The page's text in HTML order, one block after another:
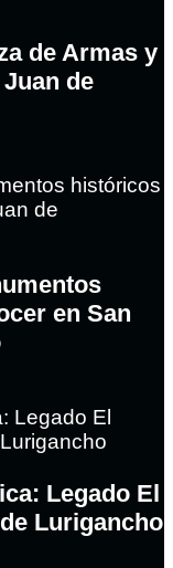
de Armas y
de
en San
Legado El
Lurigancho